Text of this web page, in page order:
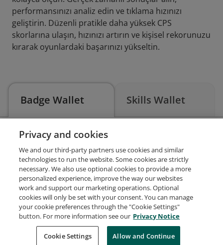
performansınızı analiz edin ve tıklama hızınızı
geliştirin. Düzenli pratikle daha yüksek CPS
skorlarına ulaşın, hızınızı artırın ve kişisel rekorunuzu
kırarak oyunlardaki başarınızı yükseltin.
Badge Wallet Skills Wallet
This user has chosen not to share their badges
publicly.
Request Demo About Credly Terms
Privacy
Developers
Support
Cookies
Do Not Sell My Personal Information
Privacy and cookies
We and our third-party partners use cookies and similar
technologies to run the website. Some cookies are strictly
necessary. We also use optional cookies to provide a more
personalized experience, improve the way our websites
work and support our marketing operations. Optional
cookies will only be set with your consent. You can manage
your cookie preferences through the "Cookie Settings"
button. For more information see our Privacy Notice
Cookie Settings Allow and Continue